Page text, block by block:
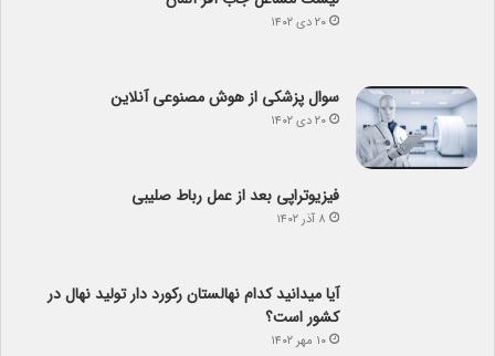
۲۰ دی ۱۴۰۲
سوال پزشکی از هوش مصنوعی آنلاین
۲۰ دی ۱۴۰۲
فیزیوتراپی بعد از عمل رباط صلیبی
۸ آذر ۱۴۰۲
آیا می­دانید کدام نهالستان رکورد دار تولید نهال­ در
کشور است؟
۱۰ مهر ۱۴۰۲